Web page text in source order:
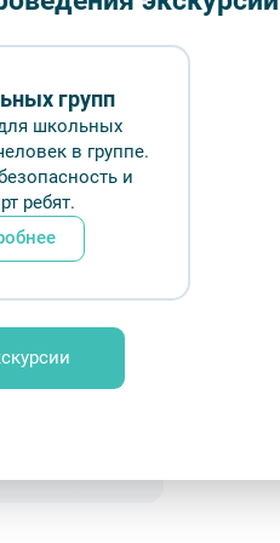
групп
школьных
в группе.
и
ребят.